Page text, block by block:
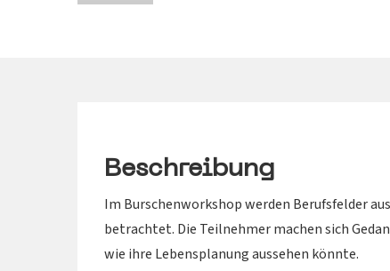
Beschreibung
Im Burschenworkshop werden Berufsfelder
betrachtet. Die Teilnehmer machen sich
wie ihre Lebensplanung aussehen könnte.